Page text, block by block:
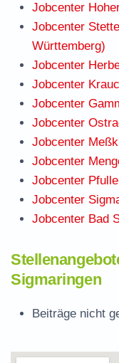
Jobcenter
Jobcenter
Württemberg)
Jobcenter
Jobcenter
Jobcenter
Jobcenter
Jobcenter
Jobcenter
Jobcenter
Jobcenter
Jobcenter Bad
Sigmaringen
Beiträge nicht